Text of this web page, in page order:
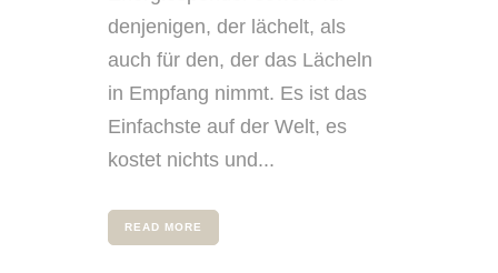
denjenigen, der lächelt, als
auch für den, der das Lächeln
in Empfang nimmt. Es ist das
Einfachste auf der Welt, es
kostet nichts und...
READ MORE